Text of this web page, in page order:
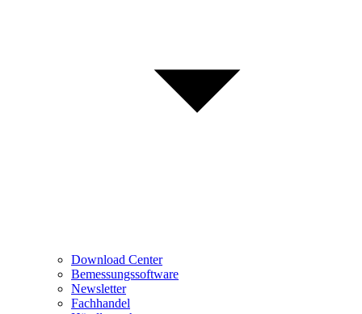
Download Center
Bemessungssoftware
Newsletter
Fachhandel